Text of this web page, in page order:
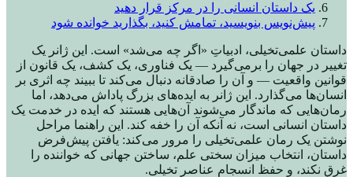
یک داستان انسانی را در مرکز قرار دهید
پیش‌نویس بنویسید، تمامش کنید، بگذارید خوانده شود
داستان علمی‌تخیلی، ادبیاتِ «اگر چه می‌شد» است. این ژانر یک
تغییر در جهان را برمی‌گیرد — یک فناوری، یک کشف، یک قانون از
قوانین واقعیت — و آن را صادقانه دنبال می‌کند تا ببیند چه اثری بر
انسان‌ها می‌گذارد. این ژانر به ایده‌های بزرگ پاداش می‌دهد، اما
رمان‌هایی که ماندگار می‌شوند آن‌هایی هستند که ایده در خدمت یک
داستان انسانی است، نه آنکه آن را خفه کند. این راهنما مراحل
نوشتن یک رمان علمی‌تخیلی را مرور می‌کند: یافتن پیش‌فرض
داستان، انتخاب میزان سختی علم، ساختن جهانی که خواننده را
غرق نکند، و حفظ انسجام عناصر تخیلی.